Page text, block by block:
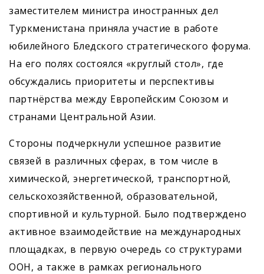
заместителем министра иностранных дел
Туркменистана приняла участие в работе
юбилейного Бледского стратегического форума.
На его полях состоялся «круглый стол», где
обсуждались приоритеты и перспективы
партнёрства между Европейским Сою­зом и
странами Центральной Азии.
Стороны подчеркнули успешное развитие
связей в различных сферах, в том числе в
химической, энергетической, транспортной,
сельскохозяйственной, образовательной,
спортивной и культурной. Было подтверждено
активное взаимодействие на международных
площадках, в первую очередь со структурами
ООН, а также в рамках регио­нального